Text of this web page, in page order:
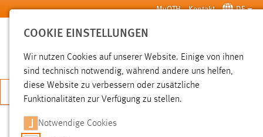
Zum Hauptinhalt springen MyOTH Kontakt DE
SUCHE
JETZT BEWERBEN
Hochschule Aktuelles News der OTH Amberg-Weiden
COOKIE EINSTELLUNGEN
Wir nutzen Cookies auf unserer Website. Einige von ihnen
sind technisch notwendig, während andere uns helfen,
diese Website zu verbessern oder zusätzliche
Funktionalitäten zur Verfügung zu stellen.
Notwendige Cookies